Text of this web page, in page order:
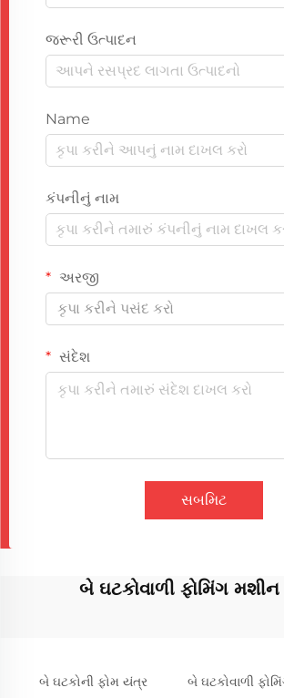
જરૂરી ઉત્પાદન
Name
કંપનીનું નામ
અરજી
કૃપા કરીને પસંદ કરો
સંદેશ
સબમિટ
બે ઘટકોવાળી ફોમિંગ મશીન
બે ઘટકોની ફોમ યંત્ર બે ઘટકોવાળી